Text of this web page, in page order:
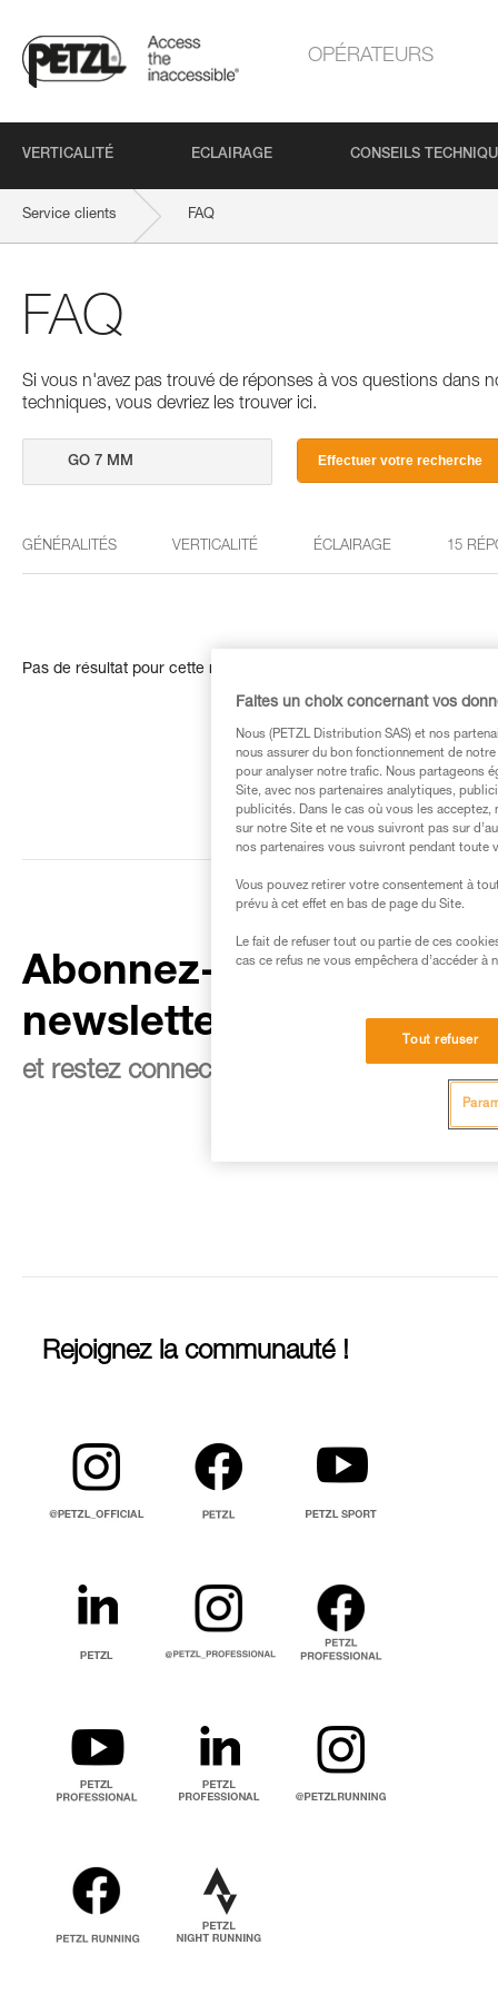
OPÉRATEURS
VERTICALITÉ ECLAIRAGE CONSEILS
Service clients FAQ
FAQ
Si vous n'avez pas trouvé de réponses à vos questions dans
techniques, vous devriez les trouver ici.
Effectuer votre recherche
GÉNÉRALITÉS VERTICALITÉ ÉCLAIRAGE 15
Pas de résultat pour cette recherche
Abonnez-vous à la
newsletter
et restez connecté à notre actualité
Rejoignez la communauté !
Faites un choix concernant vos
Nous (PETZL Distribution SAS) et nos
nous assurer du bon fonctionnement de
pour analyser notre trafic. Nous partageons
Site, avec nos partenaires analytiques,
publicités. Dans le cas où vous les
sur notre Site et ne vous suivront pas sur
nos partenaires vous suivront pendant toute
Vous pouvez retirer votre consentement à
prévu à cet effet en bas de page du Site.
Le fait de refuser tout ou partie de ces
cas ce refus ne vous empêchera d’accéder à
Tout refuser